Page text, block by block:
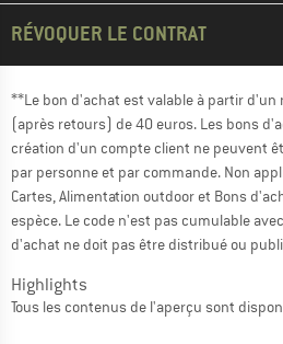
RÉVOQUER LE CONTRAT
**Le bon d'achat est valable à partir
(après retours) de 40 euros. Les bons
création d'un compte client ne peuvent
par personne et par commande. Non
Cartes, Alimentation outdoor et Bons
espèce. Le code n'est pas cumulable
d'achat ne doit pas être distribué ou
Highlights
Tous les contenus de l'aperçu sont